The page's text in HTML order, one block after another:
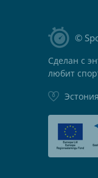
©
Сделан с
любит